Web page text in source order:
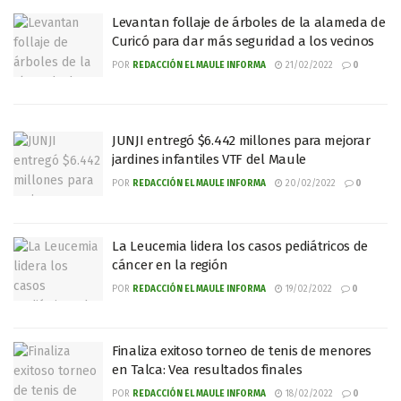
Levantan follaje de árboles de la alameda de
Curicó para dar más seguridad a los vecinos
POR REDACCIÓN EL MAULE INFORMA 21/02/2022 0
JUNJI entregó $6.442 millones para mejorar
jardines infantiles VTF del Maule
POR REDACCIÓN EL MAULE INFORMA 20/02/2022 0
La Leucemia lidera los casos pediátricos de
cáncer en la región
POR REDACCIÓN EL MAULE INFORMA 19/02/2022 0
Finaliza exitoso torneo de tenis de menores
en Talca: Vea resultados finales
POR REDACCIÓN EL MAULE INFORMA 18/02/2022 0